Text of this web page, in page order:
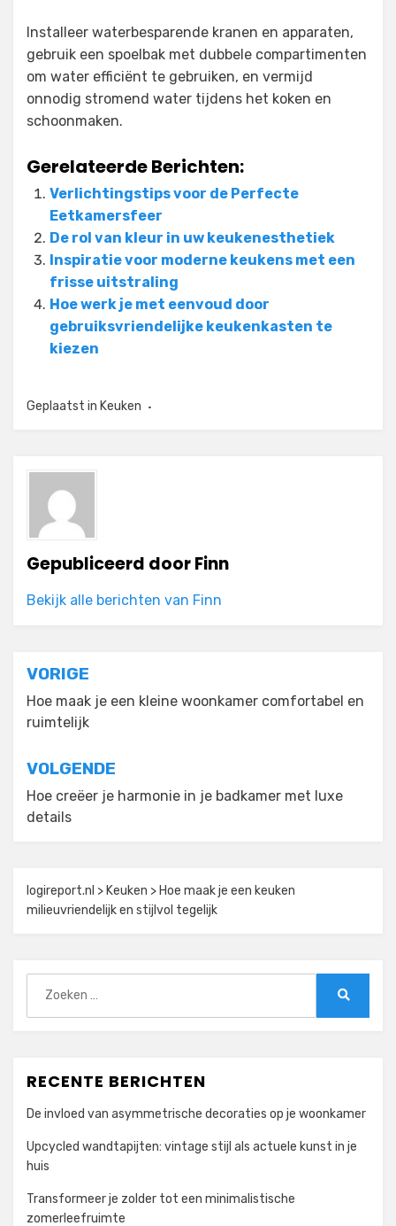
Installeer waterbesparende kranen en apparaten,
gebruik een spoelbak met dubbele compartimenten
om water efficiënt te gebruiken, en vermijd
onnodig stromend water tijdens het koken en
schoonmaken.
Gerelateerde Berichten:
Verlichtingstips voor de Perfecte
Eetkamersfeer
De rol van kleur in uw keukenesthetiek
Inspiratie voor moderne keukens met een
frisse uitstraling
Hoe werk je met eenvoud door
gebruiksvriendelijke keukenkasten te
kiezen
Geplaatst in Keuken
Gepubliceerd doorFinn
Bekijk alle berichten van Finn
Bericht
navigatie
VORIGE
Hoe maak je een kleine woonkamer comfortabel en
ruimtelijk
VOLGENDE
Hoe creëer je harmonie in je badkamer met luxe
details
logireport.nl > Keuken > Hoe maak je een keuken
milieuvriendelijk en stijlvol tegelijk
naar:
RECENTE BERICHTEN
De invloed van asymmetrische decoraties op je woonkamer
Upcycled wandtapijten: vintage stijl als actuele kunst in je
huis
Transformeer je zolder tot een minimalistische
zomerleefruimte